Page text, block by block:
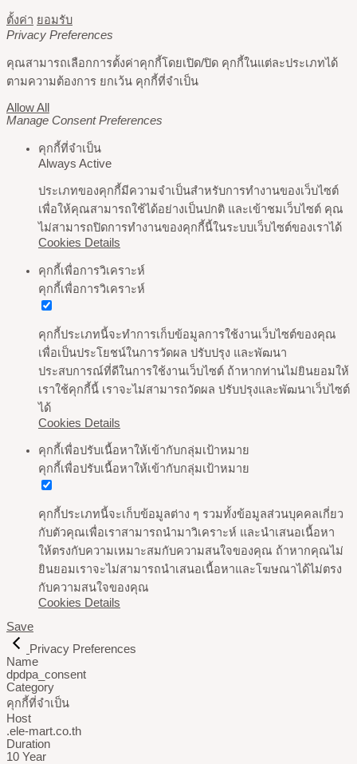
ตั้งค่า ยอมรับ
Privacy Preferences
คุณสามารถเลือกการตั้งค่าคุกกี้โดยเปิด/ปิด คุกกี้ในแต่ละประเภทได้
ตามความต้องการ ยกเว้น คุกกี้ที่จำเป็น
Allow All
Manage Consent Preferences
คุกกี้ที่จำเป็น
Always Active
ประเภทของคุกกี้มีความจำเป็นสำหรับการทำงานของเว็บไซต์
เพื่อให้คุณสามารถใช้ได้อย่างเป็นปกติ และเข้าชมเว็บไซต์ คุณ
ไม่สามารถปิดการทำงานของคุกกี้นี้ในระบบเว็บไซต์ของเราได้
Cookies Details
คุกกี้เพื่อการวิเคราะห์
คุกกี้เพื่อการวิเคราะห์
คุกกี้ประเภทนี้จะทำการเก็บข้อมูลการใช้งานเว็บไซต์ของคุณ
เพื่อเป็นประโยชน์ในการวัดผล ปรับปรุง และพัฒนา
ประสบการณ์ที่ดีในการใช้งานเว็บไซต์ ถ้าหากท่านไม่ยินยอมให้
เราใช้คุกกี้นี้ เราจะไม่สามารถวัดผล ปรับปรุงและพัฒนาเว็บไซต์
ได้
Cookies Details
คุกกี้เพื่อปรับเนื้อหาให้เข้ากับกลุ่มเป้าหมาย
คุกกี้เพื่อปรับเนื้อหาให้เข้ากับกลุ่มเป้าหมาย
คุกกี้ประเภทนี้จะเก็บข้อมูลต่าง ๆ รวมทั้งข้อมูลส่วนบุคคลเกี่ยว
กับตัวคุณเพื่อเราสามารถนำมาวิเคราะห์ และนำเสนอเนื้อหา
ให้ตรงกับความเหมาะสมกับความสนใจของคุณ ถ้าหากคุณไม่
ยินยอมเราจะไม่สามารถนำเสนอเนื้อหาและโฆษณาได้ไม่ตรง
กับความสนใจของคุณ
Cookies Details
Save
Privacy Preferences
Name
dpdpa_consent
Category
คุกกี้ที่จำเป็น
Host
.ele-mart.co.th
Duration
10 Year